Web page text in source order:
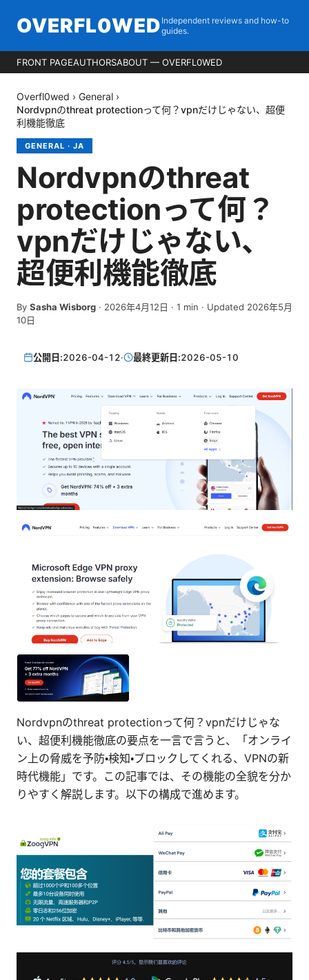
OVERFL0WED Independent reviews and how-to
guides.
FRONT PAGEAUTHORSABOUT — OVERFL0WED
Overfl0wed › General ›
Nordvpnのthreat protectionって何？vpnだけじゃない、超便
利機能徹底
GENERAL · JA
Nordvpnのthreat
protectionって何？
vpnだけじゃない、
超便利機能徹底
By Sasha Wisborg · 2026年4月12日 · 1 min · Updated 2026年5月
10日
公開日:2026-04-12· 最終更新日:2026-05-10
Nordvpnのthreat protectionって何？vpnだけじゃな
い、超便利機能徹底の要点を一言で言うと、「オンライ
ン上の脅威を予防・検知・ブロックしてくれる、VPNの新
時代機能」です。この記事では、その機能の全貌を分か
りやすく解説します。以下の構成で進めます。